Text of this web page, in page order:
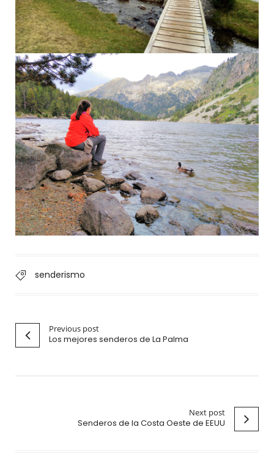
senderismo
Previous post
Los mejores senderos de La Palma
Next post
Senderos de la Costa Oeste de EEUU